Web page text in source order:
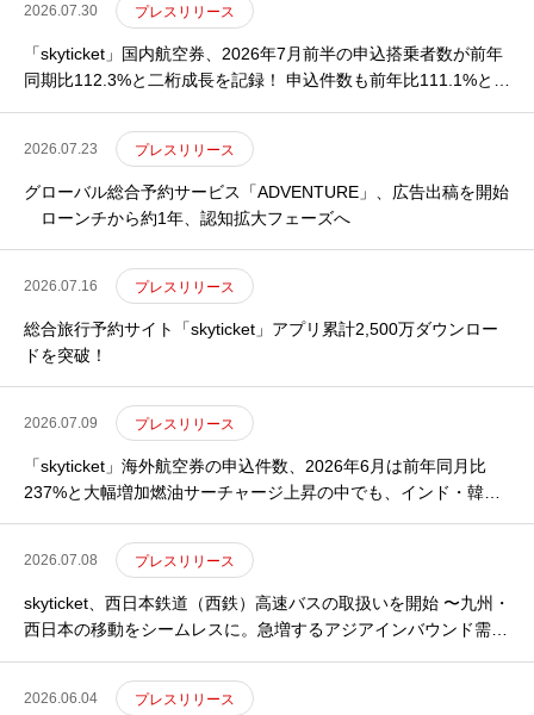
2026.07.30 プレスリリース
「skyticket」国内航空券、2026年7月前半の申込搭乗者数が前年
同期比112.3%と二桁成長を記録！ 申込件数も前年比111.1%と二
2026.07.23 プレスリリース
グローバル総合予約サービス「ADVENTURE」、広告出稿を開始
ローンチから約1年、認知拡大フェーズへ
2026.07.16 プレスリリース
総合旅行予約サイト「skyticket」アプリ累計2,500万ダウンロー
ドを突破！
2026.07.09 プレスリリース
「skyticket」海外航空券の申込件数、2026年6月は前年同月比
237%と大幅増加燃油サーチャージ上昇の中でも、インド・韓国
2026.07.08 プレスリリース
skyticket、西日本鉄道（西鉄）高速バスの取扱いを開始 〜九州・
西日本の移動をシームレスに。急増するアジアインバウンド需要
2026.06.04 プレスリリース